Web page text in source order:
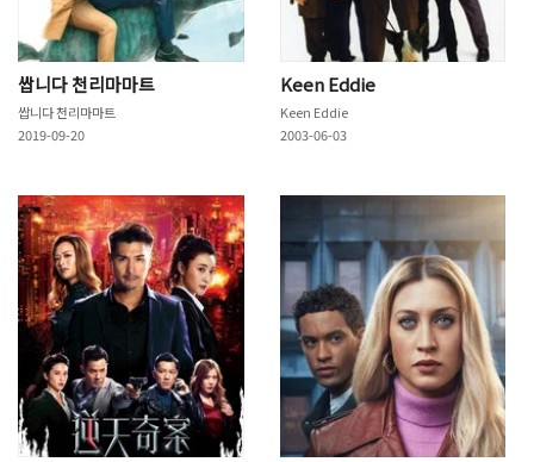
쌉니다 천리마마트
쌉니다 천리마마트
2019-09-20
Keen Eddie
Keen Eddie
2003-06-03